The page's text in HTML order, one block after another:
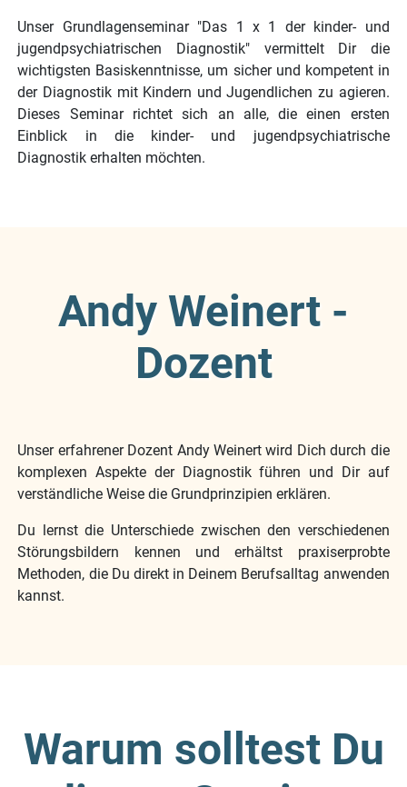
Unser Grundlagenseminar "Das 1 x 1 der kinder- und
jugendpsychiatrischen Diagnostik" vermittelt Dir die
wichtigsten Basiskenntnisse, um sicher und kompetent in
der Diagnostik mit Kindern und Jugendlichen zu agieren.
Dieses Seminar richtet sich an alle, die einen ersten
Einblick in die kinder- und jugendpsychiatrische
Diagnostik erhalten möchten.
Andy Weinert -
Dozent
Unser erfahrener Dozent Andy Weinert wird Dich durch die
komplexen Aspekte der Diagnostik führen und Dir auf
verständliche Weise die Grundprinzipien erklären.
Du lernst die Unterschiede zwischen den verschiedenen
Störungsbildern kennen und erhältst praxiserprobte
Methoden, die Du direkt in Deinem Berufsalltag anwenden
kannst.
Warum solltest Du